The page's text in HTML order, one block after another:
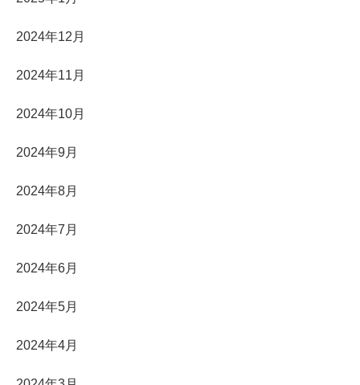
2024年12月
2024年11月
2024年10月
2024年9月
2024年8月
2024年7月
2024年6月
2024年5月
2024年4月